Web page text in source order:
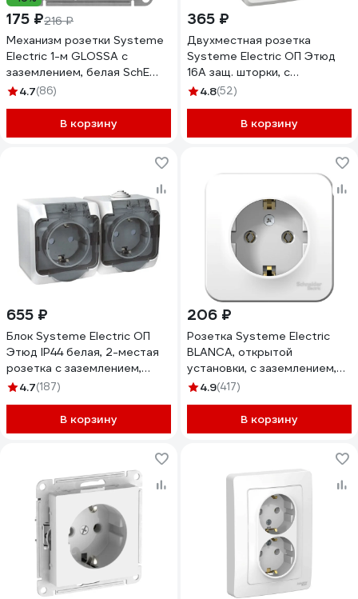
175 ₽216 ₽
Механизм розетки Systeme
Electric 1-м GLOSSA с
заземлением, белая SchE
GSL000143
4.7(86)
В корзину
365 ₽
Двухместная розетка
Systeme Electric ОП Этюд
16А защ. шторки, с
заземлением, белая PA16-
4.8(52)
В корзину
655 ₽
Блок Systeme Electric ОП
Этюд IP44 белая, 2-местая
розетка с заземлением,
защитные шторки SchE
4.7(187)
В корзину
206 ₽
Розетка Systeme Electric
BLANCA, открытой
установки, с заземлением,
без шторок, белый
4.9(417)
В корзину